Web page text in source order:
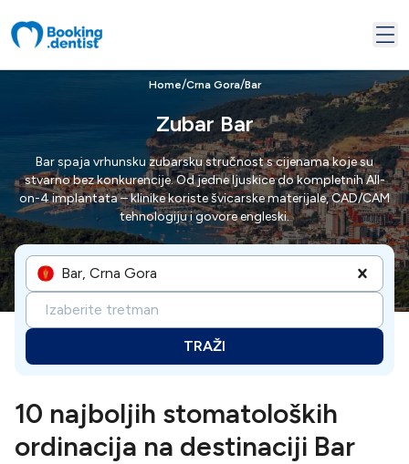
Home/Crna Gora/Bar
Zubar Bar
Bar spaja vrhunsku zubarsku stručnost s cijenama koje su
stvarno bez konkurencije. Od jedne ljuskice do kompletnih All-
on-4 implantata – klinike koriste švicarske materijale, CAD/CAM
tehnologiju i govore engleski.
Bar, Crna Gora
Izaberite tretman
TRAŽI
10 najboljih stomatoloških
ordinacija na destinaciji Bar